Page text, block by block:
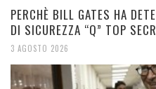
PERCHÈ BILL GATES HA
DI SICUREZZA “Q” TOP
3 AGOSTO 2026